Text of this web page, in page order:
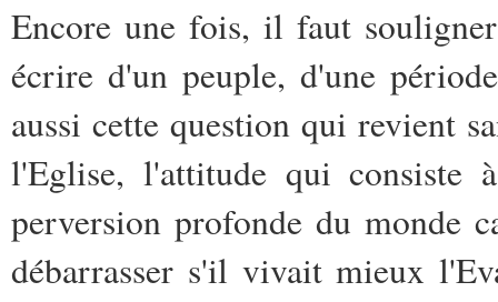
Encore une fois, il faut
écrire d'un peuple, d'une
aussi cette question qui revient
l'Eglise, l'attitude qui consiste
perversion profonde du monde
débarrasser s'il vivait mieux